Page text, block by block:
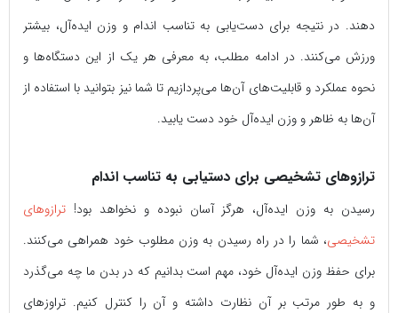
دهند. در نتیجه برای دست‌یابی به تناسب اندام و وزن ایده‌آل، بیشتر
ورزش می‌کنند. در ادامه مطلب، به معرفی هر یک از این دستگاه‌ها و
نحوه عملکرد و قابلیت‌های آن‌ها می‌پردازیم تا شما نیز بتوانید با استفاده از
آن‌ها به ظاهر و وزن ایده‌آل خود دست یابید.
ترازوهای تشخیصی برای دستیابی به تناسب اندام
رسیدن به وزن ایده‌آل، هرگز آسان نبوده و نخواهد بود! ترازوهای
تشخیصی، شما را در راه رسیدن به وزن مطلوب خود همراهی می‌کنند.
برای حفظ وزن ایده‌آل خود، مهم است بدانیم که در بدن ما چه می‌گذرد
و به طور مرتب بر آن نظارت داشته و آن‌ را کنترل کنیم. تراوزهای